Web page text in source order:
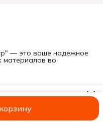
— это ваше надежное
материалов во
28Е
Правила возврата